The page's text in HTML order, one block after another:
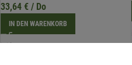
33,64 € / Do
IN DEN WARENKORB
inkl. 20 % MwSt.